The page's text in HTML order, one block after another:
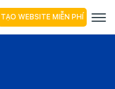
TẠO WEBSITE MIỄN PHÍ